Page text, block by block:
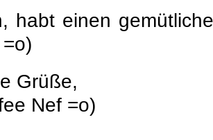
habt einen
Grüße,
Nef =o)